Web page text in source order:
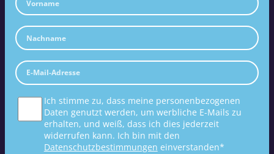
Ich stimme zu, dass meine personenbezogenen
Daten genutzt werden, um werbliche E-Mails zu
erhalten, und weiß, dass ich dies jederzeit
widerrufen kann. Ich bin mit den
Datenschutzbestimmungen einverstanden*